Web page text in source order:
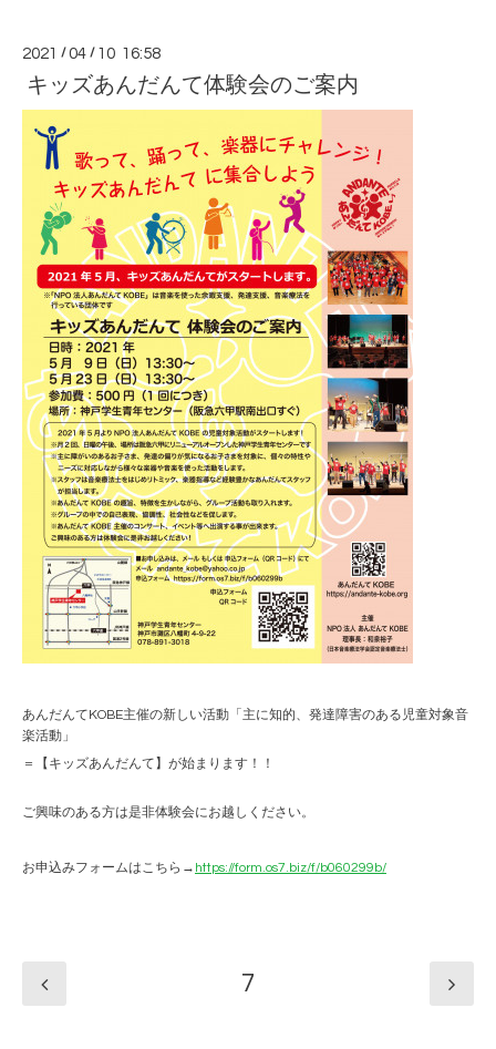
2021 /04 / 10 16:58
キッズあんだんて体験会のご案内
あんだんてKOBE主催の新しい活動「主に知的、発達障害のある児童対象音
楽活動」
＝【キッズあんだんて】が始まります！！
ご興味のある方は是非体験会にお越しください。
お申込みフォームはこちら→ https://form.os7.biz/f/b060299b/
7